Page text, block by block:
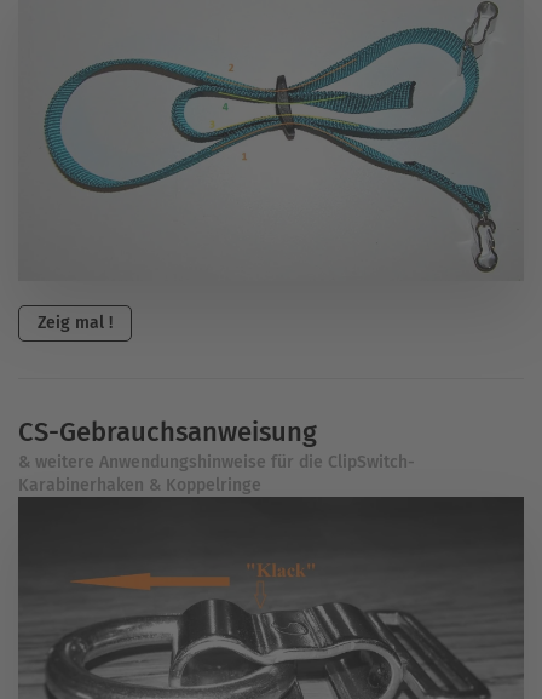
Zeig mal !
CS-Gebrauchsanweisung
& weitere Anwendungshinweise für die ClipSwitch-
Karabinerhaken & Koppelringe